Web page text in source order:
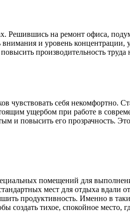
Решившись на ремонт офиса,
и уровень
производительность труда
себя некомфортно.
ущербом при работе в
и повысить его прозрачность.
помещений для
мест для отдыха вдали
продуктивность. Именно в
создать тихое, спокойное место,